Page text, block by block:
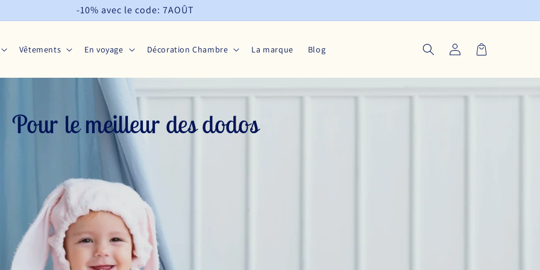
-10% avec le code: 7AOÛT
Vêtements En voyage Décoration Chambre La marque Blog Connexion Panier
Pour le meilleur des dodos